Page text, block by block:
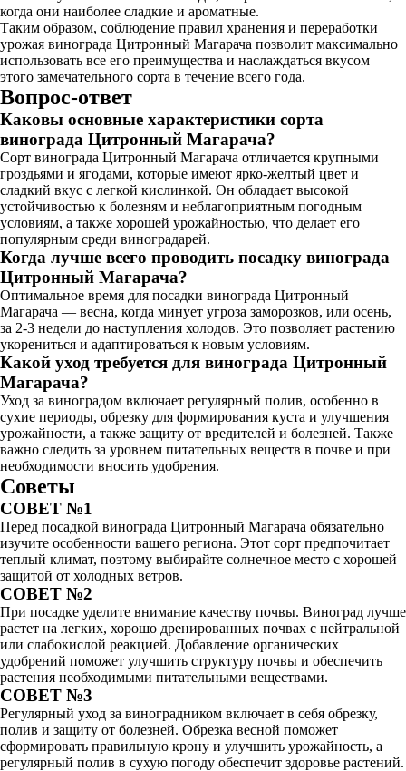
когда они наиболее сладкие и ароматные.
Таким образом, соблюдение правил хранения и переработки
урожая винограда Цитронный Магарача позволит максимально
использовать все его преимущества и наслаждаться вкусом
этого замечательного сорта в течение всего года.
Вопрос-ответ
Каковы основные характеристики сорта
винограда Цитронный Магарача?
Сорт винограда Цитронный Магарача отличается крупными
гроздьями и ягодами, которые имеют ярко-желтый цвет и
сладкий вкус с легкой кислинкой. Он обладает высокой
устойчивостью к болезням и неблагоприятным погодным
условиям, а также хорошей урожайностью, что делает его
популярным среди виноградарей.
Когда лучше всего проводить посадку винограда
Цитронный Магарача?
Оптимальное время для посадки винограда Цитронный
Магарача — весна, когда минует угроза заморозков, или осень,
за 2-3 недели до наступления холодов. Это позволяет растению
укорениться и адаптироваться к новым условиям.
Какой уход требуется для винограда Цитронный
Магарача?
Уход за виноградом включает регулярный полив, особенно в
сухие периоды, обрезку для формирования куста и улучшения
урожайности, а также защиту от вредителей и болезней. Также
важно следить за уровнем питательных веществ в почве и при
необходимости вносить удобрения.
Советы
СОВЕТ №1
Перед посадкой винограда Цитронный Магарача обязательно
изучите особенности вашего региона. Этот сорт предпочитает
теплый климат, поэтому выбирайте солнечное место с хорошей
защитой от холодных ветров.
СОВЕТ №2
При посадке уделите внимание качеству почвы. Виноград лучше
растет на легких, хорошо дренированных почвах с нейтральной
или слабокислой реакцией. Добавление органических
удобрений поможет улучшить структуру почвы и обеспечить
растения необходимыми питательными веществами.
СОВЕТ №3
Регулярный уход за виноградником включает в себя обрезку,
полив и защиту от болезней. Обрезка весной поможет
сформировать правильную крону и улучшить урожайность, а
регулярный полив в сухую погоду обеспечит здоровье растений.